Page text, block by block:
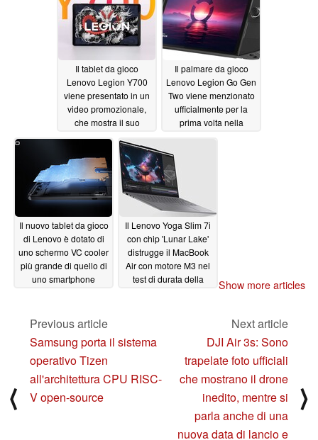
Il tablet da gioco
Lenovo Legion Y700
viene presentato in un
video promozionale,
che mostra il suo
amato fattore di forma
09/28/2024
Il palmare da gioco
Lenovo Legion Go Gen
Two viene menzionato
ufficialmente per la
prima volta nella
brochure dell'azienda
Il nuovo tablet da gioco
di Lenovo è dotato di
uno schermo VC cooler
più grande di quello di
uno smartphone
Il Lenovo Yoga Slim 7i
con chip 'Lunar Lake'
distrugge il MacBook
Air con motore M3 nel
test di durata della
Show more articles
⟨
Previous article
Samsung porta il sistema
operativo Tizen
all'architettura CPU RISC-
V open-source
Next article
DJI Air 3s: Sono
trapelate foto ufficiali
che mostrano il drone
inedito, mentre si
parla anche di una
nuova data di lancio e
⟩